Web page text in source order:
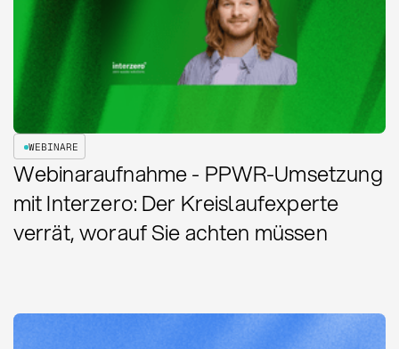
WEBINARE
Webinaraufnahme - PPWR-Umsetzung
mit Interzero: Der Kreislaufexperte
verrät, worauf Sie achten müssen